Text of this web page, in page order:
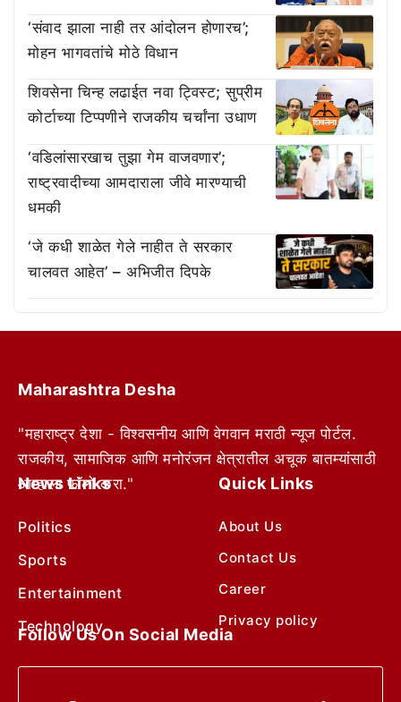
‘संवाद झाला नाही तर आंदोलन होणारच’;
मोहन भागवतांचे मोठे विधान
शिवसेना चिन्ह लढाईत नवा ट्विस्ट; सुप्रीम
कोर्टाच्या टिप्पणीने राजकीय चर्चांना उधाण
‘वडिलांसारखाच तुझा गेम वाजवणार’;
राष्ट्रवादीच्या आमदाराला जीवे मारण्याची
धमकी
‘जे कधी शाळेत गेले नाहीत ते सरकार
चालवत आहेत’ – अभिजीत दिपके
Maharashtra Desha
"महाराष्ट्र देशा - विश्वसनीय आणि वेगवान मराठी न्यूज पोर्टल.
राजकीय, सामाजिक आणि मनोरंजन क्षेत्रातील अचूक बातम्यांसाठी
आम्हाला फॉलो करा."
News Links
Politics
Sports
Entertainment
Technology
Quick Links
About Us
Contact Us
Career
Privacy policy
Follow Us On Social Media